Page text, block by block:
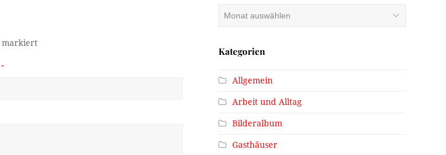
markiert
*
Kategorien
Allgemein
Arbeit und Alltag
Bilderalbum
Gasthäuser